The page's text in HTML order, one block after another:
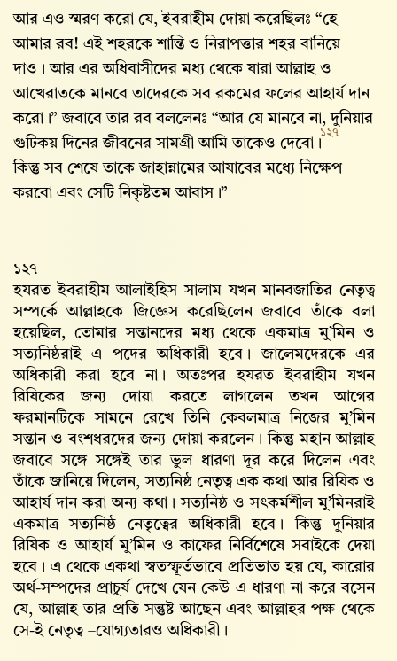
আর এও স্মরণ করো যে, ইবরাহীম দোয়া করেছিলঃ “হে
আমার রব! এই শহরকে শান্তি ও নিরাপত্তার শহর বানিয়ে
দাও। আর এর অধিবাসীদের মধ্য থেকে যারা আল্লাহ‌ ও
আখেরাতকে মানবে তাদেরকে সব রকমের ফলের আহার্য দান
করো।” জবাবে তার রব বললেনঃ “আর যে মানবে না, দুনিয়ার
গুটিকয় দিনের জীবনের সামগ্রী আমি তাকেও দেবো।
১২৭
কিন্তু সব শেষে তাকে জাহান্নামের আযাবের মধ্যে নিক্ষেপ
করবো এবং সেটি নিকৃষ্টতম আবাস।”
১২৭
হযরত ইবরাহীম আলাইহিস সালাম যখন মানবজাতির নেতৃত্ব
সম্পর্কে আল্লাহকে জিজ্ঞেস করেছিলেন জবাবে তাঁকে বলা
হয়েছিল, তোমার সন্তানদের মধ্য থেকে একমাত্র মু’মিন ও
সত্যনিষ্ঠরাই এ পদের অধিকারী হবে। জালেমদেরকে এর
অধিকারী করা হবে না। অতঃপর হযরত ইবরাহীম যখন
রিযিকের জন্য দোয়া করতে লাগলেন তখন আগের
ফরমানটিকে সামনে রেখে তিনি কেবলমাত্র নিজের মু’মিন
সন্তান ও বংশধরদের জন্য দোয়া করলেন। কিন্তু মহান আল্লাহ‌
জবাবে সঙ্গে সঙ্গেই তার ভুল ধারণা দূর করে দিলেন এবং
তাঁকে জানিয়ে দিলেন, সত্যনিষ্ঠ নেতৃত্ব এক কথা আর রিযিক ও
আহার্য দান করা অন্য কথা। সত্যনিষ্ঠ ও সৎকর্মশীল মু’মিনরাই
একমাত্র সত্যনিষ্ঠ নেতৃত্বের অধিকারী হবে। কিন্তু দুনিয়ার
রিযিক ও আহার্য মু’মিন ও কাফের নির্বিশেষে সবাইকে দেয়া
হবে। এ থেকে একথা স্বতস্ফূর্তভাবে প্রতিভাত হয় যে, কারোর
অর্থ-সম্পদের প্রাচুর্য দেখে যেন কেউ এ ধারণা না করে বসেন
যে, আল্লাহ‌ তার প্রতি সন্তুষ্ট আছেন এবং আল্লাহর পক্ষ থেকে
সে-ই নেতৃত্ব –যোগ্যতারও অধিকারী।